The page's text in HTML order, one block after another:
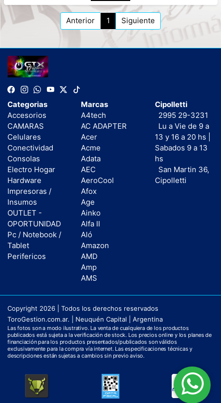
Anterior 1 Siguiente
Categorias
Accesorios
CAMARAS
Celulares
Conectividad
Consolas
Electro Hogar
Hardware
Impresoras /
Insumos
OUTLET -
OPORTUNIDAD
Pc / Notebook /
Tablet
Perifericos
Marcas
A4tech
AC ADAPTER
Acer
Acme
Adata
AEC
AeroCool
Afox
Age
Ainko
Alfa II
Aló
Amazon
AMD
Amp
AMS
Cipolletti
2995 29-3231
Lu a Vie de 9 a
13 y 16 a 20 hs |
Sabados 9 a 13
hs
San Martin 36,
Cipolletti
Copyright 2026 | Todos los derechos reservados
ToroGestion.com.ar. | Neuquén Capital | Argentina
Las fotos son a modo ilustrativo. La venta de cualquiera de los productos
publicados está sujeta a la verificación de stock. Los precios online y los planes de
financiación para los productos presentados/publicados son válidos
exclusivamente para la compra vía internet. Las especificaciones técnicas y
descripciones están sujetas a cambios sin previo aviso.